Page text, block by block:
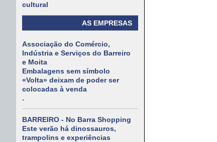
cultural
AS EMPRESAS
Associação do Comércio,
Indústria e Serviços do Barreiro
e Moita
Embalagens sem símbolo
«Volta» deixam de poder ser
colocadas à venda
.
BARREIRO - No Barra Shopping
Este verão há dinossauros,
trampolins e experiências